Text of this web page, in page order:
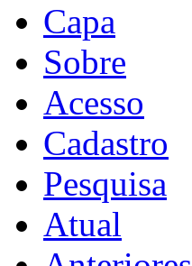
Capa
Sobre
Acesso
Cadastro
Pesquisa
Atual